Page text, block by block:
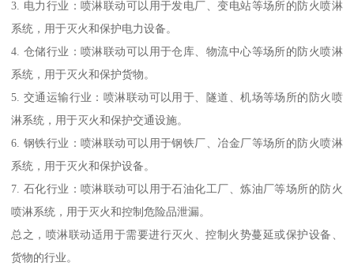
3. 电力行业：喷淋联动可以用于发电厂、变电站等场所的防火喷淋
系统，用于灭火和保护电力设备。
4. 仓储行业：喷淋联动可以用于仓库、物流中心等场所的防火喷淋
系统，用于灭火和保护货物。
5. 交通运输行业：喷淋联动可以用于、隧道、机场等场所的防火喷
淋系统，用于灭火和保护交通设施。
6. 钢铁行业：喷淋联动可以用于钢铁厂、冶金厂等场所的防火喷淋
系统，用于灭火和保护设备。
7. 石化行业：喷淋联动可以用于石油化工厂、炼油厂等场所的防火
喷淋系统，用于灭火和控制危险品泄漏。
总之，喷淋联动适用于需要进行灭火、控制火势蔓延或保护设备、
货物的行业。